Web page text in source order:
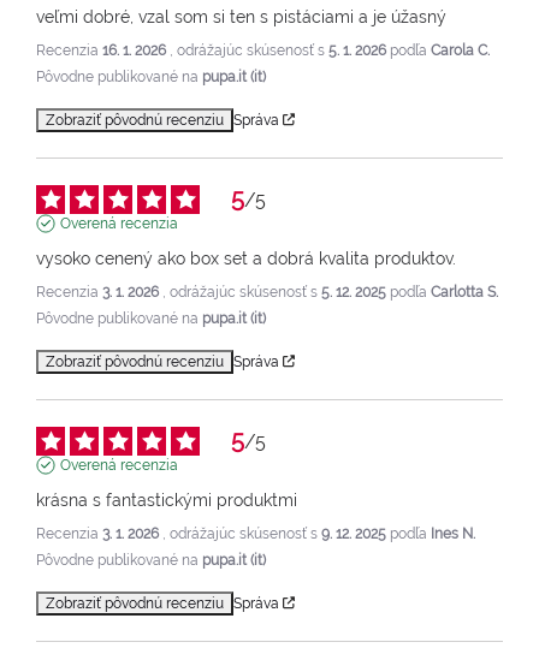
veľmi dobré, vzal som si ten s pistáciami a je úžasný
Recenzia 16. 1. 2026 , odrážajúc skúsenosť s 5. 1. 2026 podľa Carola C.
Pôvodne publikované na pupa.it (it)
Zobraziť pôvodnú recenziu Správa
5/5
Overená recenzia
vysoko cenený ako box set a dobrá kvalita produktov.
Recenzia 3. 1. 2026 , odrážajúc skúsenosť s 5. 12. 2025 podľa Carlotta S.
Pôvodne publikované na pupa.it (it)
Zobraziť pôvodnú recenziu Správa
5/5
Overená recenzia
krásna s fantastickými produktmi
Recenzia 3. 1. 2026 , odrážajúc skúsenosť s 9. 12. 2025 podľa Ines N.
Pôvodne publikované na pupa.it (it)
Zobraziť pôvodnú recenziu Správa